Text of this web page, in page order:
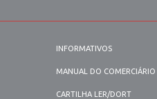
INFORMATIVOS
MANUAL DO COMERCIÁRIO
CARTILHA LER/DORT